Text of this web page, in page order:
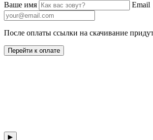
Ваше имя
Email
После оплаты ссылки на скачивание
Перейти к оплате
▶